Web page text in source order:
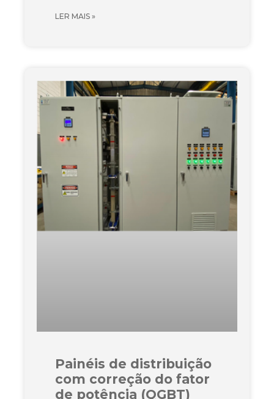
LER MAIS »
Painéis de distribuição
com correção do fator
de potência (QGBT)